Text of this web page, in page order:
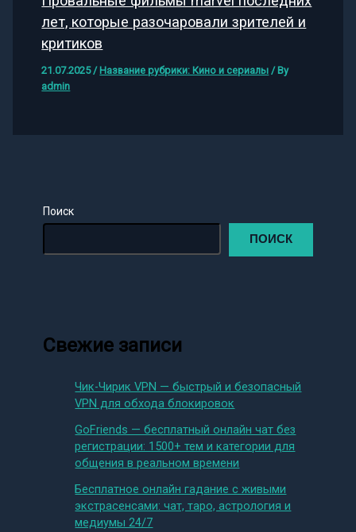
лет, которые разочаровали зрителей и
критиков
21.07.2025/ Название рубрики: Кино и сериалы / By
admin
Поиск
ПОИСК
Свежие записи
Чик-Чирик VPN — быстрый и безопасный
VPN для обхода блокировок
GoFriends — бесплатный онлайн чат без
регистрации: 1500+ тем и категории для
общения в реальном времени
Бесплатное онлайн гадание с живыми
экстрасенсами: чат, таро, астрология и
медиумы 24/7